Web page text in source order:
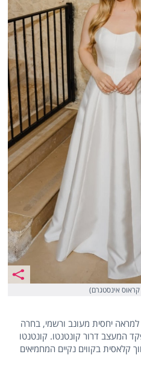
יחסית מעונב ורשמי, בחרה
המעצב דרור קונטנטו. קונטנטו
קלאסית בקווים נקיים המחמיאים